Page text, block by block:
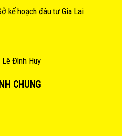
kế hoạch đâu tư Gia Lai
Lê Đình Huy
CHUNG